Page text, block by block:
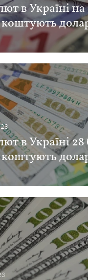
в Україні
коштують
в Україні 28
коштують